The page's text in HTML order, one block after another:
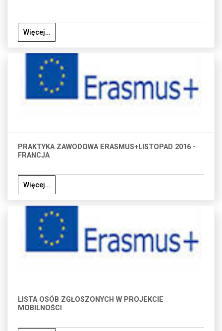
Więcej…
PRAKTYKA ZAWODOWA ERASMUS+LISTOPAD 2016 -
FRANCJA
Więcej…
LISTA OSÓB ZGŁOSZONYCH W PROJEKCIE
MOBILNOŚCI